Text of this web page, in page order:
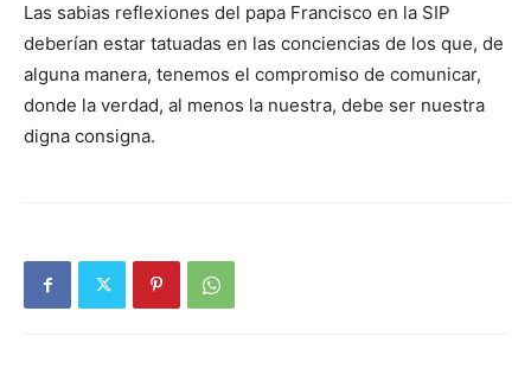
Las sabias reflexiones del papa Francisco en la SIP
deberían estar tatuadas en las conciencias de los que, de
alguna manera, tenemos el compromiso de comunicar,
donde la verdad, al menos la nuestra, debe ser nuestra
digna consigna.